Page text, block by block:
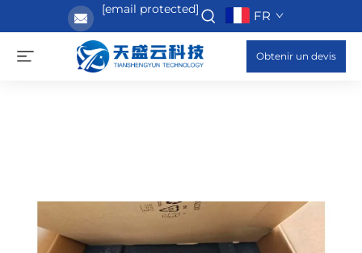
[email protected] FR
Obtenir un devis